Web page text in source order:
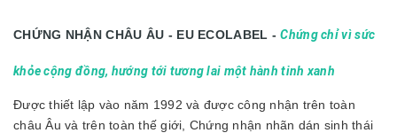
CHỨNG NHẬN CHÂU ÂU - EU ECOLABEL - Chứng chỉ vì sức
khỏe cộng đồng, hướng tới tương lai một hành tinh xanh
Được thiết lập vào năm 1992 và được công nhận trên toàn
châu Âu và trên toàn thế giới, Chứng nhận nhãn dán sinh thái